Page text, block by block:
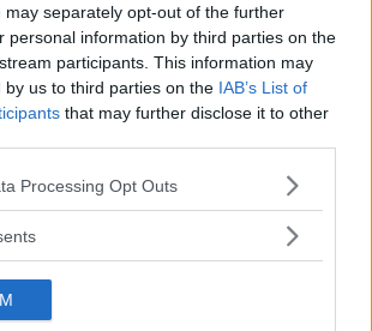
may separately opt-out of the further
personal information by third parties on the
participants. This information may
by us to third parties on the IAB’s List of
that may further disclose it to other
website/app uses one or more Google
visit or usage behaviour. You may click to
below specified purposes in below Google
Processing Opt Outs
Toyota RAV4